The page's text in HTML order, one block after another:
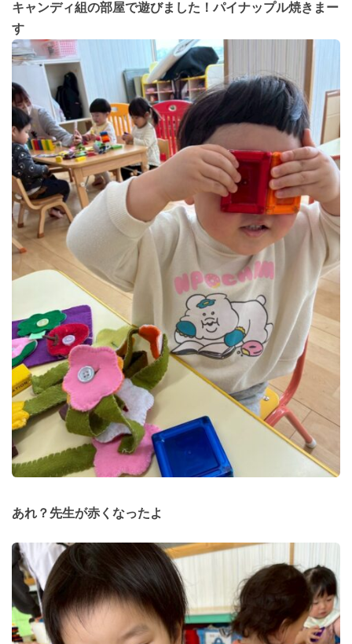
キャンディ組の部屋で遊びました！パイナップル焼きまー
す
あれ？先生が赤くなったよ